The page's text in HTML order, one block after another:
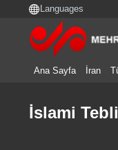
Ana Sayfa İran
İslami